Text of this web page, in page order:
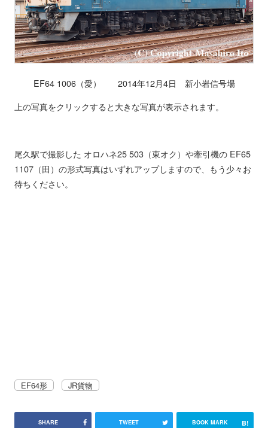
EF64 1006（愛） 2014年12月4日 新小岩信号場
上の写真をクリックすると大きな写真が表示されます。
尾久駅で撮影した オロハネ25 503（東オク）や牽引機の EF65
1107（田）の形式写真はいずれアップしますので、もう少々お
待ちください。
EF64形 JR貨物
SHARE TWEET BOOK MARK B!